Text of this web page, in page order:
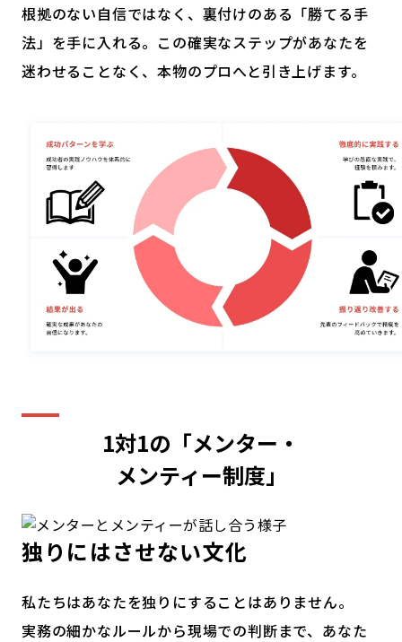
根拠のない自信ではなく、裏付けのある「勝てる手
法」を手に入れる。この確実なステップがあなたを
迷わせることなく、本物のプロへと引き上げます。
1対1の「メンター・
メンティー制度」
独りにはさせない文化
私たちはあなたを独りにすることはありません。
実務の細かなルールから現場での判断まで、あなた